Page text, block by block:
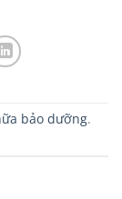
bảo dưỡng.